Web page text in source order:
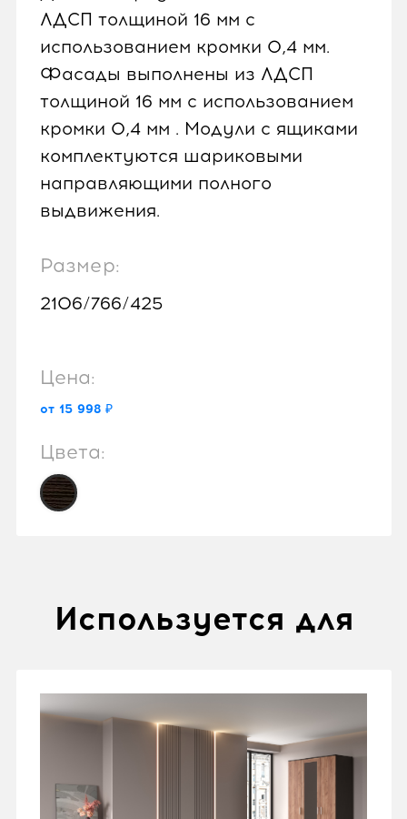
ЛДСП толщиной 16 мм с
использованием кромки 0,4 мм.
Фасады выполнены из ЛДСП
толщиной 16 мм с использованием
кромки 0,4 мм . Модули с ящиками
комплектуются шариковыми
направляющими полного
выдвижения.
Размер:
2106/766/425
Цена:
от 15 998 ₽
Цвета:
Используется для